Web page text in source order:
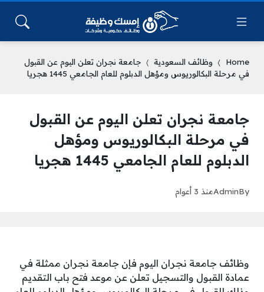
Home وظائف السعودية
جامعة نجران تعلن اليوم عن القبول
في مرحلة البكالوريوس ومؤهل الدبلوم للعام الجامعي 1445 هجريا
جامعة نجران تعلن اليوم عن القبول
في مرحلة البكالوريوس ومؤهل
الدبلوم للعام الجامعي 1445 هجريا
By
Adminمنذ 3 أعوام
وظائف جامعة نجران اليوم فإن جامعة نجران ممثلة في
عمادة القبول والتسجيل تعلن عن موعد فتح باب التقديم